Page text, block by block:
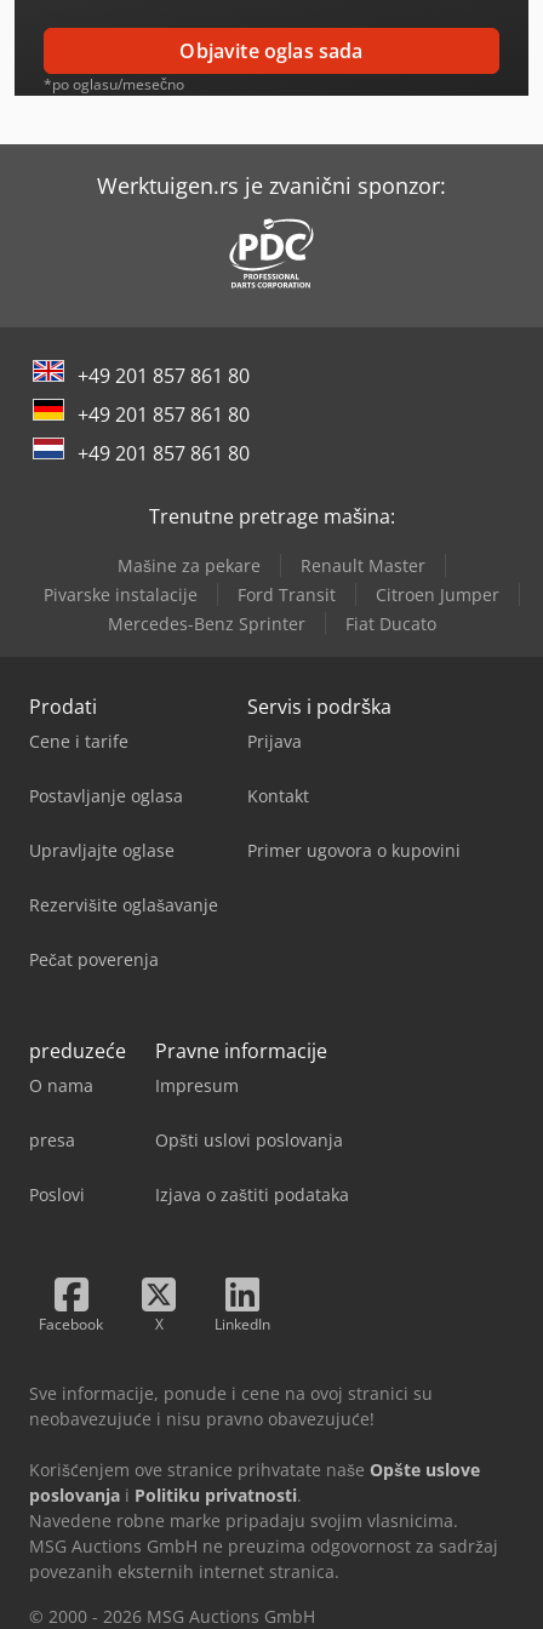
Nissan L 35
Nissan Nv 200
Nissan Nv 400
Opel Vivaro B
Opel Vivaro L
Renault Midliner
Renault Trafic
Renault Trafic L
Objavite oglas sada
*po oglasu/mesečno
Werktuigen.rs je zvanični sponzor:
+49 201 857 861 80
+49 201 857 861 80
+49 201 857 861 80
Trenutne pretrage mašina:
Mašine za pekare
Renault Master
Pivarske instalacije
Ford Transit
Citroen Jumper
Mercedes-Benz Sprinter
Fiat Ducato
Prodati
Cene i tarife
Postavljanje oglasa
Upravljajte oglase
Rezervišite oglašavanje
Pečat poverenja
Servis i podrška
Prijava
Kontakt
Primer ugovora o kupovini
preduzeće
O nama
presa
Poslovi
Pravne informacije
Impresum
Opšti uslovi poslovanja
Izjava o zaštiti podataka
Facebook X LinkedIn
Sve informacije, ponude i cene na ovoj stranici su
neobavezujuće i nisu pravno obavezujuće!
Korišćenjem ove stranice prihvatate naše Opšte uslove
poslovanja i Politiku privatnosti.
Navedene robne marke pripadaju svojim vlasnicima.
MSG Auctions GmbH ne preuzima odgovornost za sadržaj
povezanih eksternih internet stranica.
© 2000 - 2026 MSG Auctions GmbH